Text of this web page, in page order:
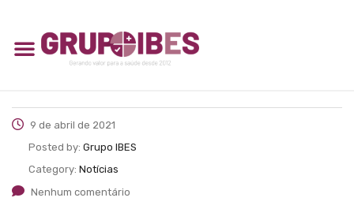
9 de abril de 2021
Posted by: Grupo IBES
Category: Notícias
Nenhum comentário